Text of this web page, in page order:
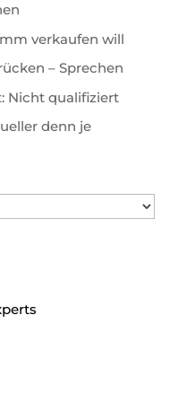
verkaufen will
– Sprechen
Nicht qualifiziert
denn je